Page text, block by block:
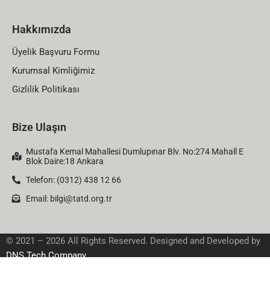
Hakkımızda
Üyelik Başvuru Formu
Kurumsal Kimliğimiz
Gizlilik Politikası
Bize Ulaşın
Mustafa Kemal Mahallesi Dumlupınar Blv. No:274 Mahall E
Blok Daire:18 Ankara
Telefon: (0312) 438 12 66
Email: bilgi@tatd.org.tr
© 2021 – 2026 All Rights Reserved. Designed and Developed by
DNS Tech Company